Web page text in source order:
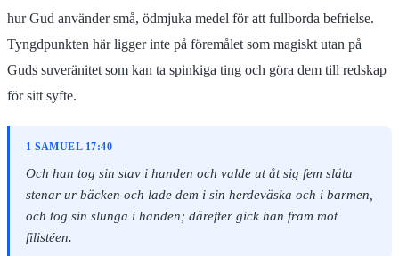
hur Gud använder små, ödmjuka medel för att fullborda befrielse.
Tyngdpunkten här ligger inte på föremålet som magiskt utan på
Guds suveränitet som kan ta spinkiga ting och göra dem till redskap
för sitt syfte.
1 SAMUEL 17:40
Och han tog sin stav i handen och valde ut åt sig fem släta
stenar ur bäcken och lade dem i sin herdeväska och i barmen,
och tog sin slunga i handen; därefter gick han fram mot
filistéen.